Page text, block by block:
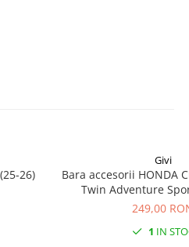
26)
Givi
Bara accesorii HONDA
Twin Adventure
CRF1100L Africa Twin
CRF1100L Africa
249,00
1 IN